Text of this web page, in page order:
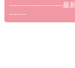
----------------------最
-------